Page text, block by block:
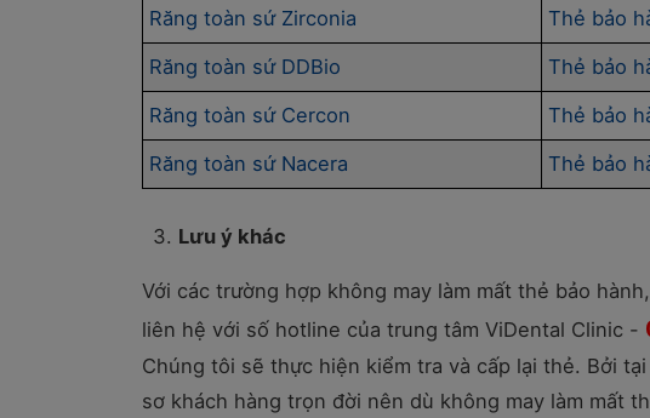
Răng toàn sứ Zirconia
Thẻ bảo
Răng toàn sứ DDBio
Thẻ bảo
Răng toàn sứ Cercon
Thẻ bảo
Răng toàn sứ Nacera
Thẻ bảo
Lưu ý khác
Với các trường hợp không may làm mất thẻ bảo
liên hệ với số hotline của trung tâm ViDental Clinic -
Chúng tôi sẽ thực hiện kiểm tra và cấp lại thẻ. Bởi
sơ khách hàng trọn đời nên dù không may làm mất